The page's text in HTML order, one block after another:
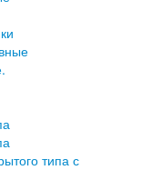
типа с